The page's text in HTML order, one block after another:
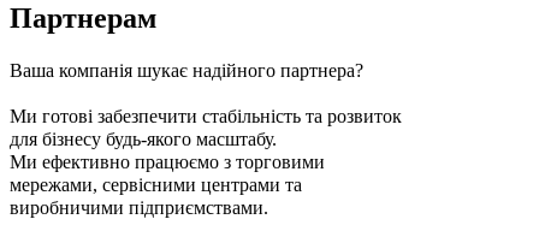
Партнерам
Ваша компанія шукає надійного партнера?
Ми готові забезпечити стабільність та розвиток
для бізнесу будь-якого масштабу.
Ми ефективно працюємо з торговими
мережами, сервісними центрами та
виробничими підприємствами.